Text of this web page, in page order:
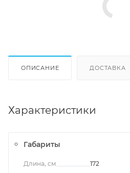
ОПИСАНИЕ ДОСТАВКА
Характеристики
Габариты
Длина, см 172